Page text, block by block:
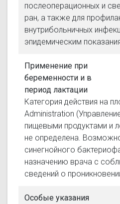
послеоперационных и
ран, а также для
внутрибольничных
эпидемическим
Применение при
беременности и в
период лактации
Категория действия на
Administration
пищевыми продуктами и
не определена.
синегнойного
назначению врача с
сведений о
Особые указания